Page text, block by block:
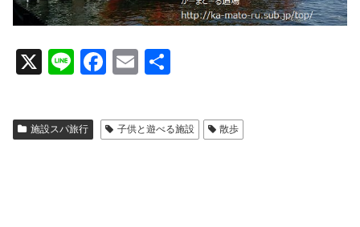
X
Li
e
F
c
e
E
ail
施設スパ旅行 子供と遊べる施設 散歩